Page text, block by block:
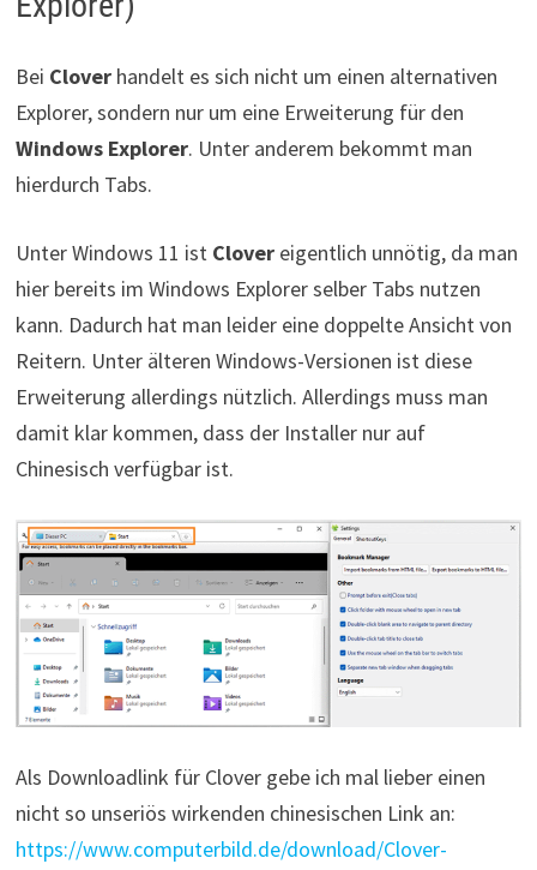
Bei Cloverhandelt es sich nicht um einen alternativen
Explorer, sondern nur um eine Erweiterung für den
Windows Explorer. Unter anderem bekommt man
hierdurch Tabs.
Unter Windows 11 ist Clovereigentlich unnötig, da man
hier bereits im Windows Explorer selber Tabs nutzen
kann. Dadurch hat man leider eine doppelte Ansicht von
Reitern. Unter älteren Windows-Versionen ist diese
Erweiterung allerdings nützlich. Allerdings muss man
damit klar kommen, dass der Installer nur auf
Chinesisch verfügbar ist.
Als Downloadlink für Clover gebe ich mal lieber einen
nicht so unseriös wirkenden chinesischen Link an:
https://www.computerbild.de/download/Clover-